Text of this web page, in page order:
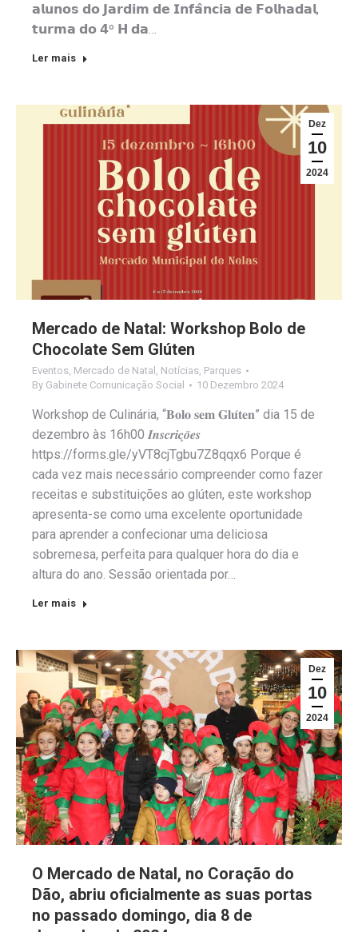
𝗮𝗹𝘂𝗻𝗼𝘀 𝗱𝗼 𝗝𝗮𝗿𝗱𝗶𝗺 𝗱𝗲 𝗜𝗻𝗳𝗮̂𝗻𝗰𝗶𝗮 𝗱𝗲 𝗙𝗼𝗹𝗵𝗮𝗱𝗮𝗹,
𝘁𝘂𝗿𝗺𝗮 𝗱𝗼 𝟰º 𝗛 𝗱𝗮…
Ler mais
Dez
10
2024
Mercado de Natal: Workshop Bolo de
Chocolate Sem Glúten
Eventos, Mercado de Natal , Notícias, Parques
By Gabinete Comunicação Social 10 Dezembro 2024
Workshop de Culinária, “𝐁𝐨𝐥𝐨 𝐬𝐞𝐦 𝐆𝐥𝐮́𝐭𝐞𝐧” dia 15 de
dezembro às 16h00 𝑰𝒏𝒔𝒄𝒓𝒊𝒄̧𝒐̃𝒆𝒔
https://forms.gle/yVT8cjTgbu7Z8qqx6 Porque é
cada vez mais necessário compreender como fazer
receitas e substituições ao glúten, este workshop
apresenta-se como uma excelente oportunidade
para aprender a confecionar uma deliciosa
sobremesa, perfeita para qualquer hora do dia e
altura do ano. Sessão orientada por…
Ler mais
Dez
10
2024
O Mercado de Natal, no Coração do
Dão, abriu oficialmente as suas portas
no passado domingo, dia 8 de